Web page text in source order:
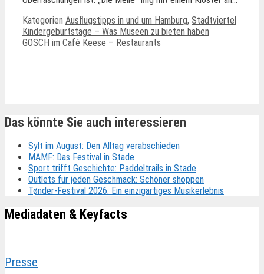
Kategorien Ausflugstipps in und um Hamburg, Stadtviertel
Kindergeburtstage – Was Museen zu bieten haben
GOSCH im Café Keese – Restaurants
Das könnte Sie auch interessieren
Sylt im August: Den Alltag verabschieden
MAMF: Das Festival in Stade
Sport trifft Geschichte: Paddeltrails in Stade
Outlets für jeden Geschmack: Schöner shoppen
Tønder-Festival 2026: Ein einzigartiges Musikerlebnis
Mediadaten & Keyfacts
Presse